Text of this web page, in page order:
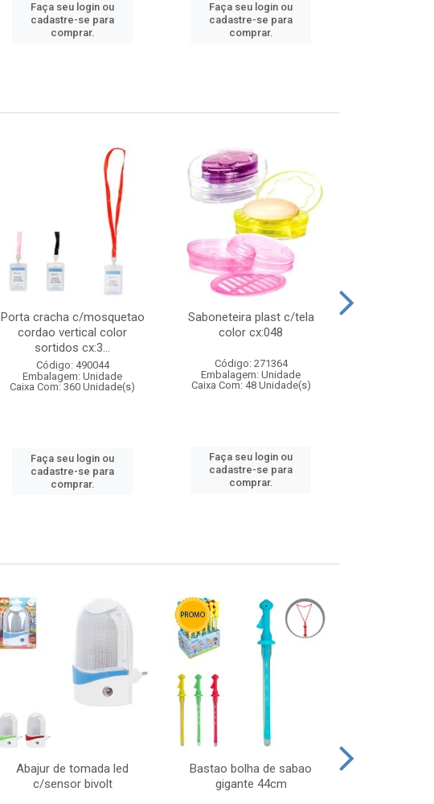
Faça seu login ou
cadastre-se para
comprar.
Faça seu login ou
cadastre-se para
comprar.
Porta cracha c/mosquetao
cordao vertical color
sortidos cx:3...
Código: 490044
Embalagem: Unidade
Caixa Com: 360 Unidade(s)
Faça seu login ou
cadastre-se para
comprar.
Saboneteira plast c/tela
color cx:048
Código: 271364
Embalagem: Unidade
Caixa Com: 48 Unidade(s)
Faça seu login ou
cadastre-se para
comprar.
Abajur de tomada led
c/sensor bivolt
Bastao bolha de sabao
gigante 44cm